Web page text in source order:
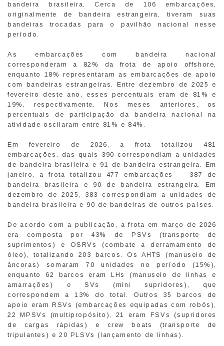
bandeira brasileira. Cerca de 106 embarcações,
originalmente de bandeira estrangeira, tiveram suas
bandeiras trocadas para o pavilhão nacional nesse
período.
As embarcações com bandeira nacional
corresponderam a 82% da frota de apoio offshore,
enquanto 18% representaram as embarcações de apoio
com bandeiras estrangeiras. Entre dezembro de 2025 e
fevereiro deste ano, esses percentuais eram de 81% e
19%, respectivamente. Nos meses anteriores, os
percentuais de participação da bandeira nacional na
atividade oscilaram entre 81% e 84%.
Em fevereiro de 2026, a frota totalizou 481
embarcações, das quais 390 correspondiam a unidades
de bandeira brasileira e 91 de bandeira estrangeira. Em
janeiro, a frota totalizou 477 embarcações — 387 de
bandeira brasileira e 90 de bandeira estrangeira. Em
dezembro de 2025, 383 correspondiam a unidades de
bandeira brasileira e 90 de bandeiras de outros países.
De acordo com a publicação, a frota em março de 2026
era composta por 43% de PSVs (transporte de
suprimentos) e OSRVs (combate a derramamento de
óleo), totalizando 203 barcos. Os AHTS (manuseio de
âncoras) somaram 70 unidades no período (15%),
enquanto 62 barcos eram LHs (manuseio de linhas e
amarrações) e SVs (mini supridores), que
correspondem a 13% do total. Outros 35 barcos de
apoio eram RSVs (embarcações equipadas com robôs),
22 MPSVs (multipropósito), 21 eram FSVs (supridores
de cargas rápidas) e crew boats (transporte de
tripulantes) e 20 PLSVs (lançamento de linhas).